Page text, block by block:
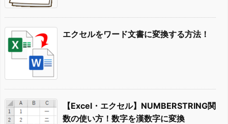
エクセルをワード文書に変換する方法！
【Excel・エクセル】NUMBERSTRING関
数の使い方！数字を漢数字に変換